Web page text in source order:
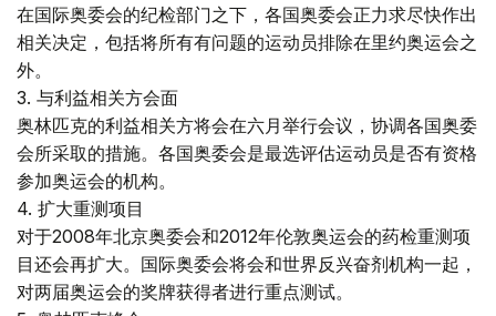
在国际奥委会的纪检部门之下，各国奥委会正力求尽快作出
相关决定，包括将所有有问题的运动员排除在里约奥运会之
外。
3. 与利益相关方会面
奥林匹克的利益相关方将会在六月举行会议，协调各国奥委
会所采取的措施。各国奥委会是最选评估运动员是否有资格
参加奥运会的机构。
4. 扩大重测项目
对于2008年北京奥委会和2012年伦敦奥运会的药检重测项
目还会再扩大。国际奥委会将会和世界反兴奋剂机构一起，
对两届奥运会的奖牌获得者进行重点测试。